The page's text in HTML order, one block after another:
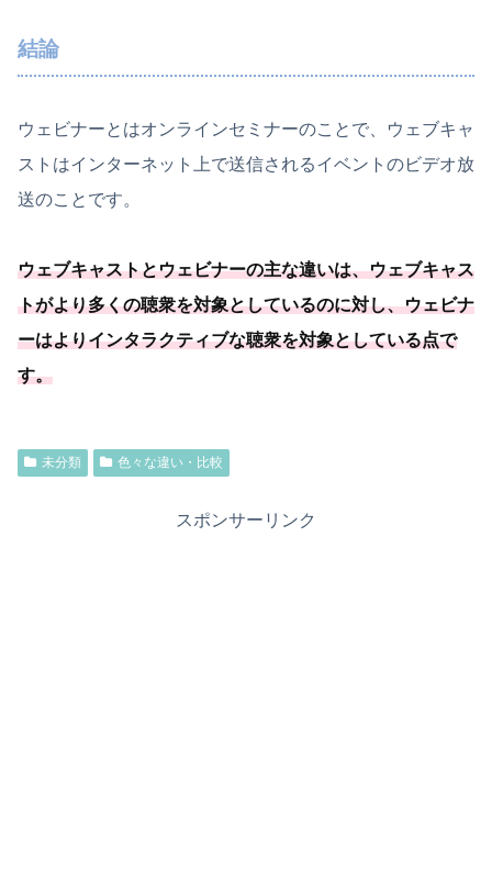
結論
ウェビナーとはオンラインセミナーのことで、ウェブキャ
ストはインターネット上で送信されるイベントのビデオ放
送のことです。
ウェブキャストとウェビナーの主な違いは、ウェブキャス
トがより多くの聴衆を対象としているのに対し、ウェビナ
ーはよりインタラクティブな聴衆を対象としている点で
す。
未分類 色々な違い・比較
スポンサーリンク